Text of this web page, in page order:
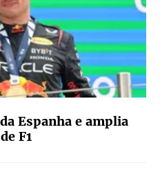
Espanha e amplia
F1